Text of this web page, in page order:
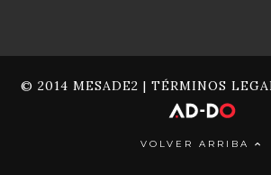
© 2014 MESADE2 | TÉRMINOS
VOLVER ARRIBA